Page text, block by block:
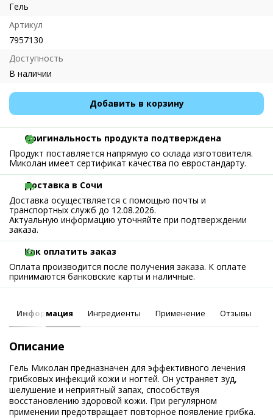
Гель
Артикул
7957130
Доступность
В наличии
Добавить в корзину
Оригинальность продукта подтверждена
Продукт поставляется напрямую со склада изготовителя.
Миколан имеет сертификат качества по евростандарту.
Доставка в Сочи
Доставка осуществляется с помощью почты и
транспортных служб до 12.08.2026.
Актуальную информацию уточняйте при подтверждении
заказа.
Как оплатить заказ
Оплата производится после получения заказа. К оплате
принимаются банковские карты и наличные.
Информация Ингредиенты Применение Отзывы
Описание
Гель Миколан предназначен для эффективного лечения
грибковых инфекций кожи и ногтей. Он устраняет зуд,
шелушение и неприятный запах, способствуя
восстановлению здоровой кожи. При регулярном
применении предотвращает повторное появление грибка.